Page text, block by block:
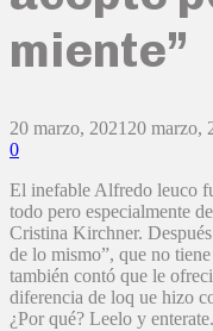
miente”
20 marzo, 2021 20 marzo,
0
El inefable Alfredo leuco
todo pero especialmente
Cristina Kirchner.
de lo mismo”, que no
también contó que le
diferencia de loq ue hizo
¿Por qué? Leelo y enterate.